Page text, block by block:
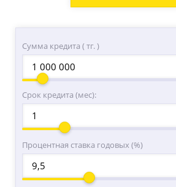
Сумма кредита ( тг. )
Срок кредита (мес):
Процентная ставка годовых (%)